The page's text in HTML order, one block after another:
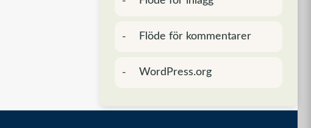
Flöde för kommentarer
WordPress.org